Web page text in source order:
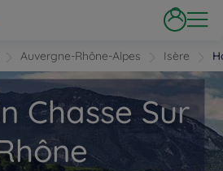
Auvergne-Rhône-Alpes Isère
Chasse Sur